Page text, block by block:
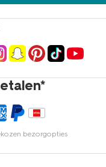
bezorgopties